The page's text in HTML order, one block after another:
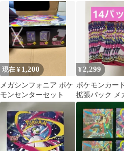
ーム メガシンフォニア
現在 ¥ 1,200
メガシンフォニア ポケ
モンセンターセット
¥2,299
ポケモンカー
拡張パック メ
ォニア 14パック